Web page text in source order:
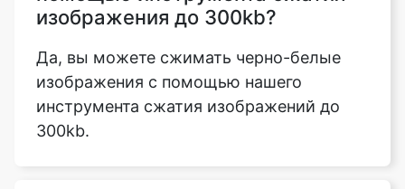
изображения с помощью нашего
инструмента сжатия изображений до
300kb.
Поддерживает ли инструмент